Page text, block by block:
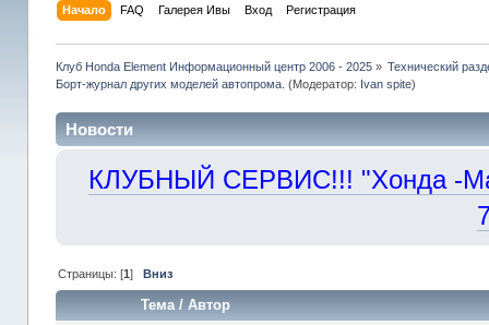
Начало FAQ Галерея Ивы Вход Регистрация
Клуб Honda Element Информационный центр 2006 - 2025» Технический
Борт-журнал других моделей автопрома. (Модератор: Ivan spite)
Новости
КЛУБНЫЙ СЕРВИС!!! "Хонда -
Страницы: [1] Вниз
Тема/ Автор